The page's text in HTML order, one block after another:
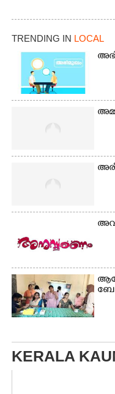
TRENDING IN LOCAL
KERALA